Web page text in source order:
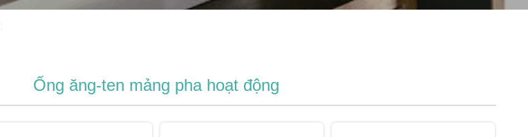
Ống ăng-ten mảng pha hoạt động